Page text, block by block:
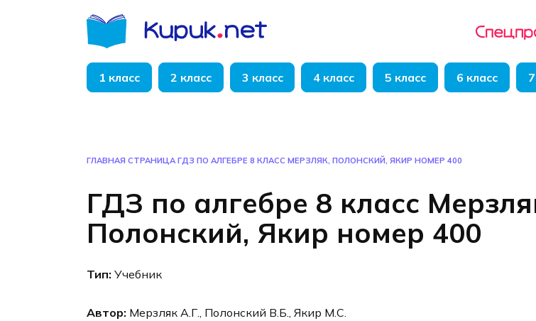
1 класс 2 класс 3 класс 4 класс 5 класс 6 класс
ГЛАВНАЯ СТРАНИЦА ГДЗ ПО АЛГЕБРЕ 8 КЛАСС МЕРЗЛЯК, ПОЛОНСКИЙ, ЯКИР НОМЕР 400
ГДЗ по алгебре 8 класс
Полонский, Якир номер 400
Тип: Учебник
Автор: Мерзляк А.Г., Полонский В.Б., Якир М.С.